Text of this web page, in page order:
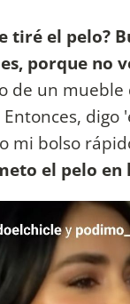
tiré el pelo?
porque no
de un mueble
digo
mi bolso
el pelo en